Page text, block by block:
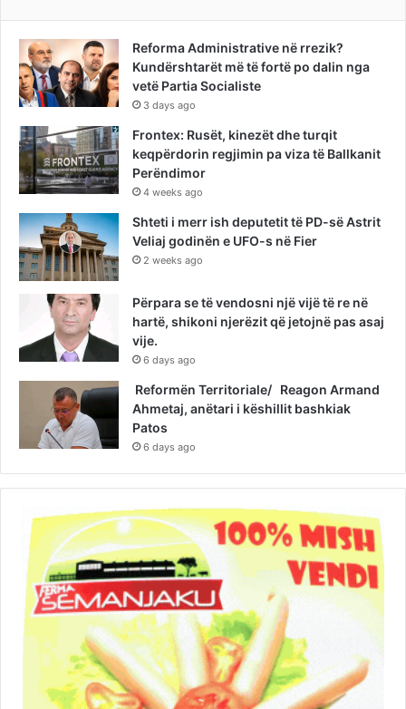
Reforma Administrative në rrezik?
Kundërshtarët më të fortë po dalin nga
vetë Partia Socialiste
3 days ago
Frontex: Rusët, kinezët dhe turqit
keqpërdorin regjimin pa viza të Ballkanit
Perëndimor
4 weeks ago
Shteti i merr ish deputetit të PD-së Astrit
Veliaj godinën e UFO-s në Fier
2 weeks ago
Përpara se të vendosni një vijë të re në
hartë, shikoni njerëzit që jetojnë pas asaj
vije.
6 days ago
Reformën Territoriale/ Reagon Armand
Ahmetaj, anëtari i këshillit bashkiak
Patos
6 days ago